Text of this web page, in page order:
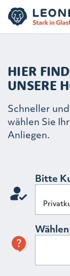
HIER
UNSERE
Schneller
wählen Sie
Anliegen.
Bitte